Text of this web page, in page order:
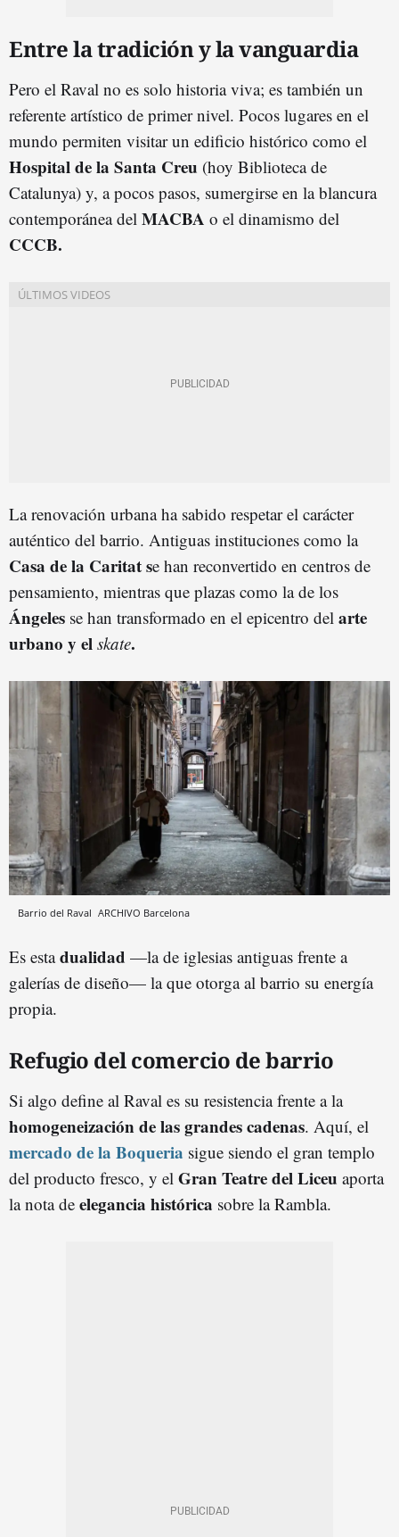
Entre la tradición y la vanguardia
Pero el Raval no es solo historia viva; es también un
referente artístico de primer nivel. Pocos lugares en el
mundo permiten visitar un edificio histórico como el
Hospital de la Santa Creu (hoy Biblioteca de
Catalunya) y, a pocos pasos, sumergirse en la blancura
contemporánea del MACBA o el dinamismo del
CCCB.
La renovación urbana ha sabido respetar el carácter
auténtico del barrio. Antiguas instituciones como la
Casa de la Caritat se han reconvertido en centros de
pensamiento, mientras que plazas como la de los
Ángeles se han transformado en el epicentro del arte
urbano y el skate.
Barrio del Raval ARCHIVO Barcelona
Es estadualidad —la de iglesias antiguas frente a
galerías de diseño— la que otorga al barrio su energía
propia.
Refugio del comercio de barrio
Si algo define al Raval es su resistencia frente a la
homogeneización de las grandes cadenas. Aquí, el
mercado de la Boqueria sigue siendo el gran templo
del producto fresco, y el Gran Teatre del Liceu aporta
la nota de elegancia histórica sobre la Rambla.